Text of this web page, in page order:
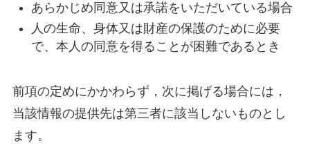
あらかじめ同意又は承諾をいただいている場合
人の生命、身体又は財産の保護のために必要
で、本人の同意を得ることが困難であるとき
前項の定めにかかわらず，次に掲げる場合には，
当該情報の提供先は第三者に該当しないものとし
ます。